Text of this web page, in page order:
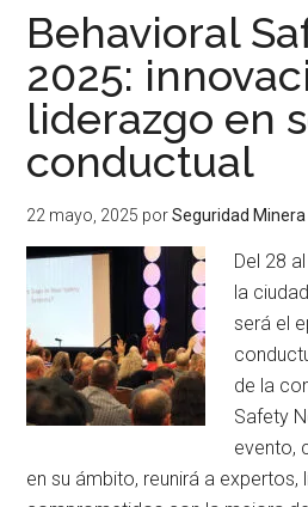
sobre
control
de
riesgos
críticos
en
superficial
con
expertos
internacionales
Behavioral
2025:
liderazgo en
conductual
22 mayo, 2025 porSeguridad Minera
Del 28
la
será el
de la
Safety
evento,
en su ámbito, reunirá a